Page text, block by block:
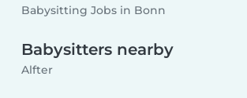
Babysitting Jobs in Bonn
Babysitters nearby
Alfter